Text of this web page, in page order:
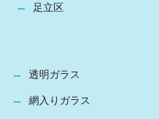
足立区
透明ガラス
網入りガラス